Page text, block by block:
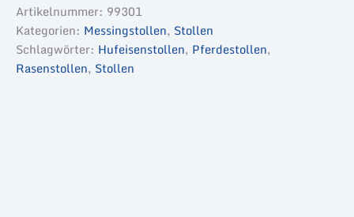
St.
Menge
Artikelnummer: 99301
Kategorien: Messingstollen, Stollen
Schlagwörter: Hufeisenstollen, Pferdestollen,
Rasenstollen, Stollen